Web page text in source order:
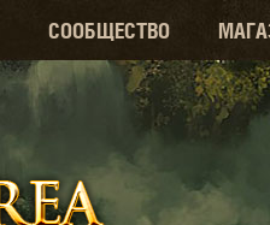
СООБЩЕСТВО